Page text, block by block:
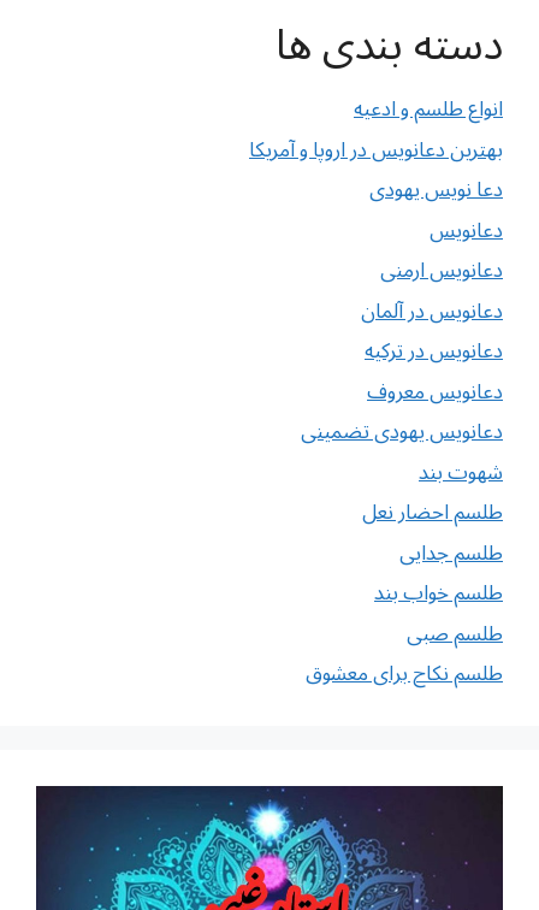
دسته بندی ها
انواع طلسم و ادعیه
بهترین دعانویس در اروپا و آمریکا
دعا نویس یهودی
دعانویس
دعانویس ارمنی
دعانویس در آلمان
دعانویس در ترکیه
دعانویس معروف
دعانویس یهودی تضمینی
شهوت بند
طلسم احضار نعل
طلسم جدایی
طلسم خواب بند
طلسم صبی
طلسم نکاح برای معشوق